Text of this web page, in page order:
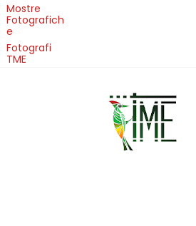
Mostre
Fotografich
e
Fotografi
TME